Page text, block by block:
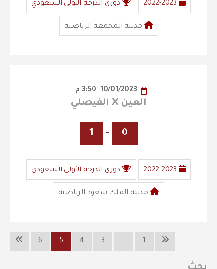
2022-2023 دوري الدرجة الأولى السعودي
مدينة المجمعة الرياضية
العين X الفيصلي
0
-
1
2022-2023 دوري الدرجة الأولى السعودي
مدينة الملك سعود الرياضية
1
…
3
4
5
6